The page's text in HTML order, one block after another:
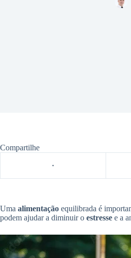
Compartilhe
Uma alimentação equilibrada é
podem ajudar a diminuir o estresse e a